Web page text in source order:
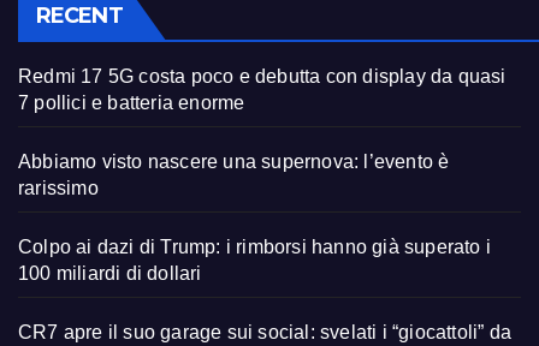
RECENT
Redmi 17 5G costa poco e debutta con display da quasi
7 pollici e batteria enorme
Abbiamo visto nascere una supernova: l’evento è
rarissimo
Colpo ai dazi di Trump: i rimborsi hanno già superato i
100 miliardi di dollari
CR7 apre il suo garage sui social: svelati i “giocattoli” da